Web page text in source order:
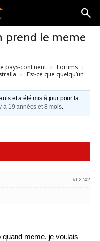
prend le meme
pays-continent › Forums ›
›
Est-ce que quelqu’un
et a été mis à jour pour la
a 19 années et 8 mois.
#62742
quand meme, je voulais